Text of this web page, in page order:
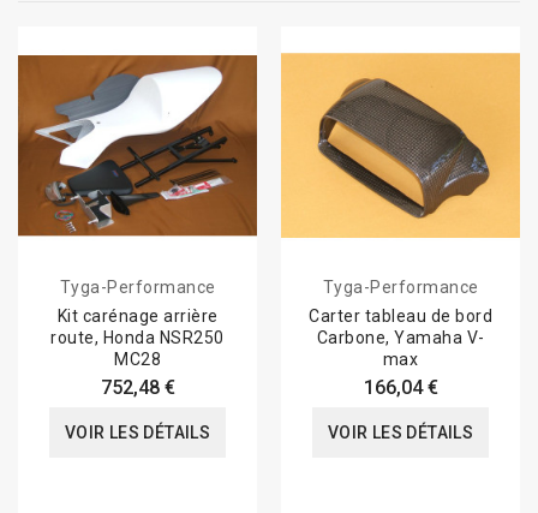
Tyga-Performance
Kit carénage arrière
route, Honda NSR250
MC28
752,48 €
VOIR LES DÉTAILS
Tyga-Performance
Carter tableau de bord
Carbone, Yamaha V-
max
166,04 €
VOIR LES DÉTAILS